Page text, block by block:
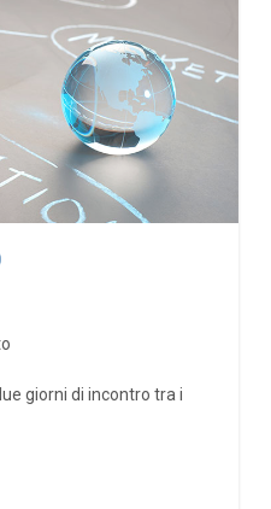
giorni di incontro tra i